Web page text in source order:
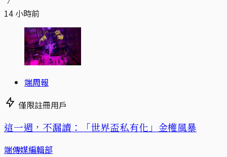
14 小時前
端周報
僅限註冊用戶
這一週，不漏讀：「世界盃私有化」金權風暴
端傳媒編輯部